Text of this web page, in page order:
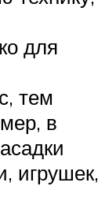
для
тем
в
игрушек,